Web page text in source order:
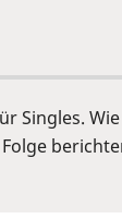
Singles.